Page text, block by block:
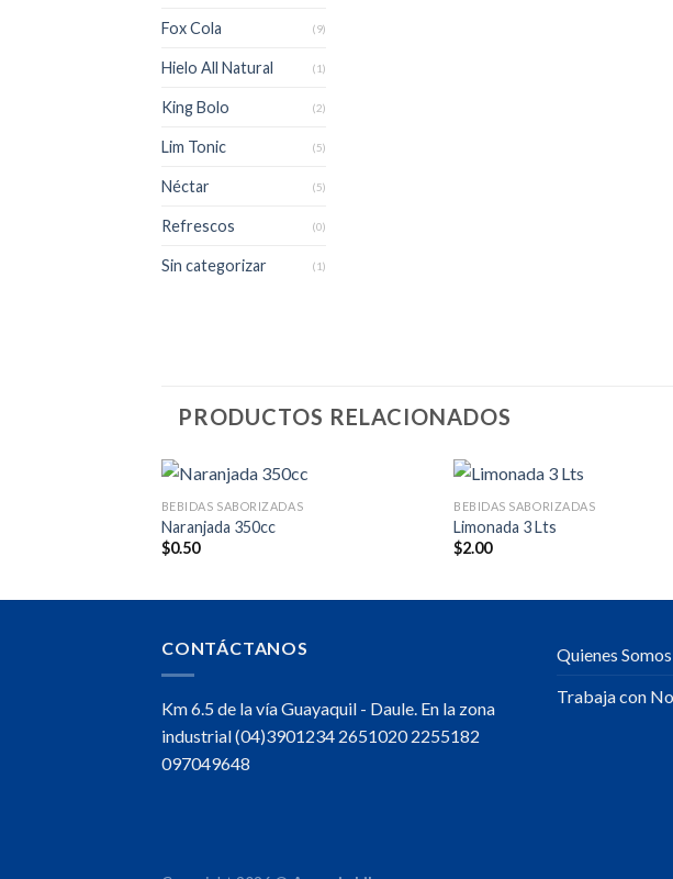
Fox Cola (9)
Hielo All Natural (1)
King Bolo (2)
Lim Tonic (5)
Néctar (5)
Refrescos (0)
Sin categorizar (1)
PRODUCTOS RELACIONADOS
BEBIDAS SABORIZADAS
Naranjada 350cc
$0.50
BEBIDAS SABORIZADAS
Limonada 3 Lts
$2.00
CONTÁCTANOS
Km 6.5 de la vía Guayaquil - Daule. En la zona
industrial (04)3901234 2651020 2255182
097049648
Quienes Somos
Trabaja con